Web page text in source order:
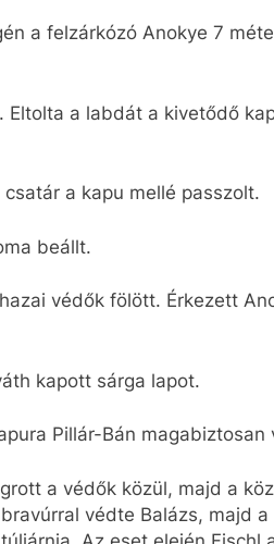
a felzárkózó Anokye 7
a labdát a kivetődő
a kapu mellé passzolt.
beállt.
védők fölött. Érkezett
kapott sárga lapot.
Pillár-Bán magabiztosan
a védők közül, majd a
védte Balázs, majd